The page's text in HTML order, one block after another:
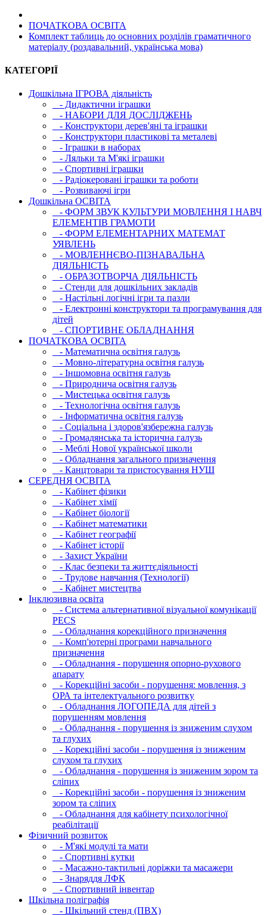
ПОЧАТКОВА ОСВIТА
Комплект таблиць до основних розділів граматичного
матеріалу (роздавальний, українська мова)
КАТЕГОРІЇ
Дошкільна ІГРОВА діяльність
- Дидактични іграшки
- НАБОРИ ДЛЯ ДОСЛІДЖЕНЬ
- Конструктори дерев'яні та іграшки
- Конструктори пластикові та металеві
- Іграшки в наборах
- Ляльки та М'які іграшки
- Спортивні іграшки
- Радіокеровані іграшки та роботи
- Розвиваючі ігри
Дошкільна ОСВIТА
- ФОРМ ЗВУК КУЛЬТУРИ МОВЛЕННЯ І НАВЧ
ЕЛЕМЕНТІВ ГРАМОТИ
- ФОРМ ЕЛЕМЕНТАРНИХ МАТЕМАТ
УЯВЛЕНЬ
- МОВЛЕННЄВО-ПІЗНАВАЛЬНА
ДІЯЛЬНІСТЬ
- ОБРАЗОТВОРЧА ДІЯЛЬНІСТЬ
- Стенди для дошкільних закладів
- Настільні логічні ігри та пазли
- Електронні конструктори та програмування для
дітей
- СПОРТИВНЕ ОБЛАДНАННЯ
ПОЧАТКОВА ОСВIТА
- Математична освітня галузь
- Мовно-літературна освітня галузь
- Iншомовна освітня галузь
- Природнича освітня галузь
- Мистецька освітня галузь
- Технологічна освітня галузь
- Інфopматична освітня галузь
- Соціальна і здоров'язбережна галузь
- Громадянська та історична галузь
- Меблі Нової української школи
- Обладнання загального призначення
- Канцтовари та пристосування НУШ
СЕРЕДНЯ ОСВIТА
- Кабінет фізики
- Кабінет хімії
- Кабінет біології
- Кабінет математики
- Кабінет географії
- Кабінет історії
- Захист України
- Клас безпеки та життєдіяльності
- Трудове навчання (Технології)
- Кабінет мистецтва
Інклюзивна освіта
- Система альтернативної візуальної комунікації
PECS
- Обладнання корекційного призначення
- Комп'ютерні програми навчального
призначення
- Обладнання - порушення опорно-рухового
апарату
- Корекційні засоби - порушення: мовлення, з
ОРА та інтелектуального розвитку
- Обладнання ЛОГОПЕДА для дітей з
порушенням мовлення
- Обладнання - порушення із зниженим слухом
та глухих
- Корекційні засоби - порушення із зниженим
слухом та глухих
- Обладнання - порушення із зниженим зором та
сліпих
- Корекційні засоби - порушення із зниженим
зором та сліпих
- Обладнання для кабінету психологічної
реабілітації
Фізичний розвиток
- М'які модулi та мати
- Спортивні кутки
- Масажно-тактильні доріжки та масажери
- Знаряддя ЛФК
- Спортивний інвентар
Шкільна поліграфія
- Шкільний стенд (ПВХ)